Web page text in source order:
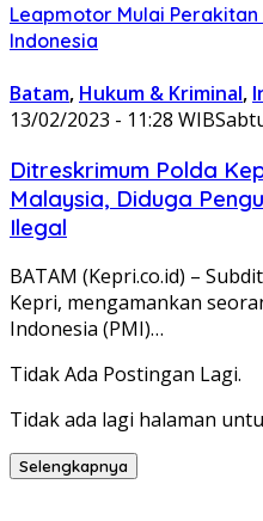
Leapmotor Mulai
Indonesia
Batam, Hukum & Kriminal,
13/02/2023 - 11:28 WIB
Ditreskrimum Polda
Malaysia, Diduga
Ilegal
BATAM (Kepri.co.id) –
Kepri, mengamankan
Indonesia (PMI)…
Tidak Ada Postingan Lagi.
Tidak ada lagi halaman
Selengkapnya